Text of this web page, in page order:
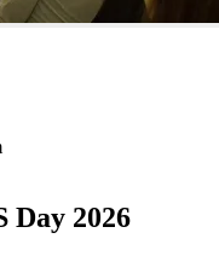
Day 2026